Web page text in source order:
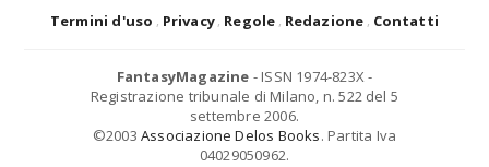
Termini d'uso Privacy Regole Redazione Contatti
FantasyMagazine - ISSN 1974-823X -
Registrazione tribunale di Milano, n. 522 del 5
settembre 2006.
©2003 Associazione Delos Books. Partita Iva
04029050962.